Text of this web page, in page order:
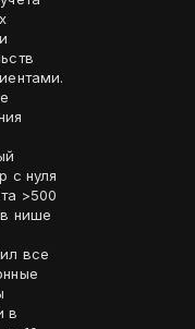
с нуля
>500
нише
все
в